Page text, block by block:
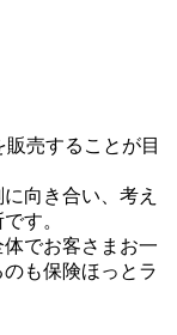
販売することが目
向き合い、考え
す。
でお客さまお一
も保険ほっとラ